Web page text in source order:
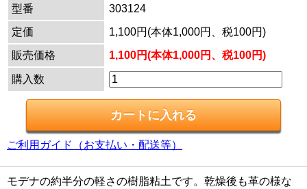
型番
303124
定価
1,100円(本体1,000円、税100円)
販売価格
1,100円(本体1,000円、税100円)
購入数
ご利用ガイド（お支払い・配送等）
モデナの約半分の軽さの樹脂粘土です。乾燥後も革の様な